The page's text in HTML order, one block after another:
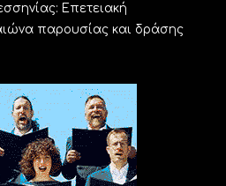
Επετειακή
παρουσίας και δράσης